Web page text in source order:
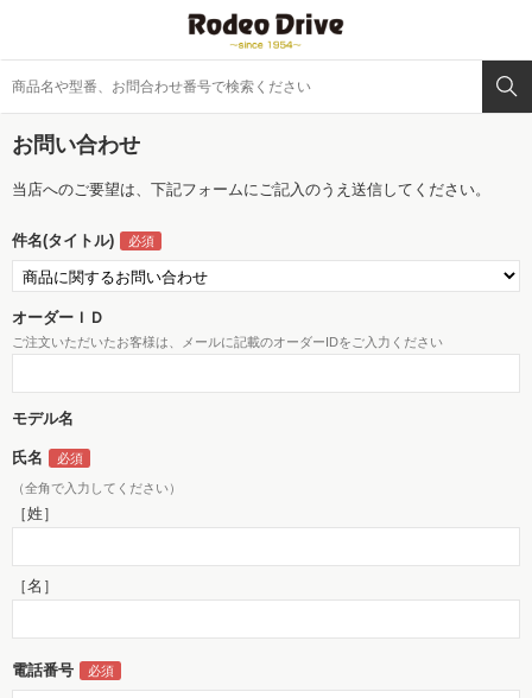
お問い合わせ
当店へのご要望は、下記フォームにご記入のうえ送信してください。
件名(タイトル)
オーダーＩＤ
ご注文いただいたお客様は、メールに記載のオーダーIDをご入力ください
モデル名
氏名
（全角で入力してください）
［姓］
［名］
電話番号